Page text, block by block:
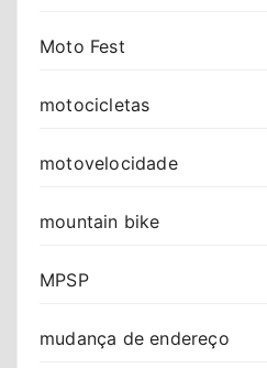
Moto Fest
motocicletas
motovelocidade
mountain bike
MPSP
mudança de endereço